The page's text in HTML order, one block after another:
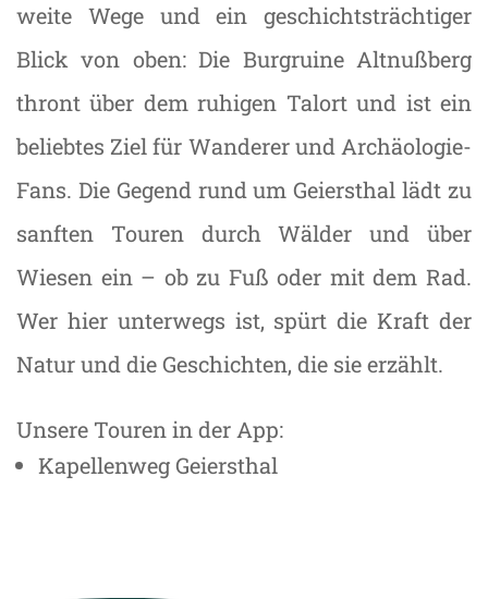
weite Wege und ein geschichtsträchtiger
Blick von oben: Die Burgruine Altnußberg
thront über dem ruhigen Talort und ist ein
beliebtes Ziel für Wanderer und Archäologie-
Fans. Die Gegend rund um Geiersthal lädt zu
sanften Touren durch Wälder und über
Wiesen ein – ob zu Fuß oder mit dem Rad.
Wer hier unterwegs ist, spürt die Kraft der
Natur und die Geschichten, die sie erzählt.
Unsere Touren in der App:
Kapellenweg Geiersthal